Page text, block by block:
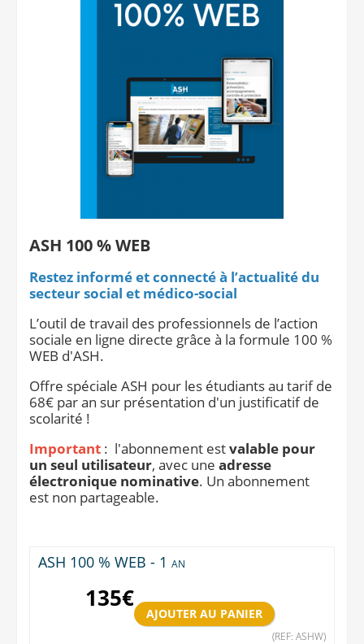
ASH 100 % WEB
Restez informé et connecté à l’actualité du
secteur social et médico-social
L’outil de travail des professionnels de l’action
sociale en ligne directe grâce à la formule 100 %
WEB d'ASH.
Offre spéciale ASH pour les étudiants au tarif de
68€ par an sur présentation d'un justificatif de
scolarité !
Important : l'abonnement estvalable pour
un seul utilisateur, avec une adresse
électronique nominative. Un abonnement
est non partageable.
ASH 100 % WEB - 1 an
135€
(REF: ASHW)